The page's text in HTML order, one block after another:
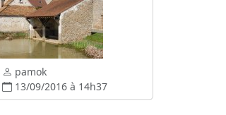
pamok
13/09/2016 à 14h37